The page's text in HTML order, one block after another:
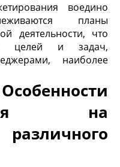
воедино
планы
деятельности, что
целей и задач,
наиболее
на